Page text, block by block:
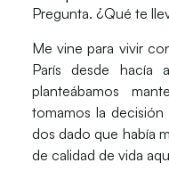
Pregunta. ¿Qué te
Me vine para vivir
París desde hacía
planteábamos
tomamos la
dos dado que había
de calidad de vida